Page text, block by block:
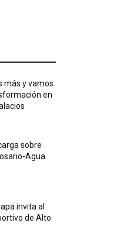
más y vamos
en
sobre
Agua
invita al
de Alto